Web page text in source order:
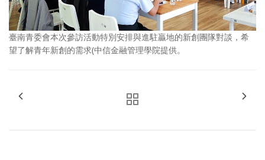
臺南青委會本次參訪活動特別安排與進駐贏地的新創團隊對談，希
望了解青年新創的需求(中信金融管理學院提供。